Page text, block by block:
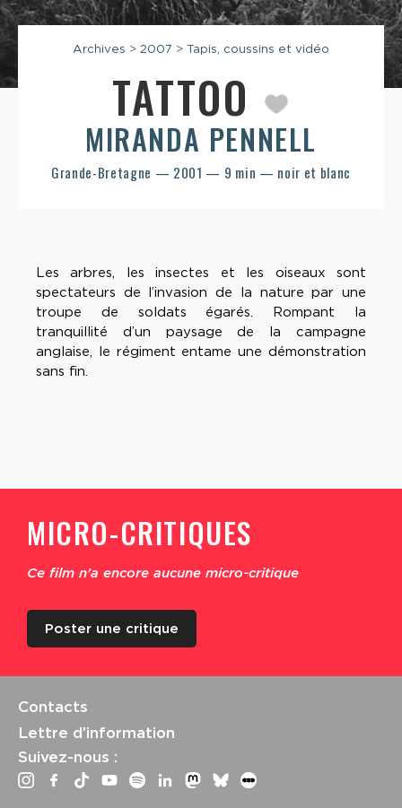
Archives > 2007 > Tapis, coussins et vidéo
TATTOO
MIRANDA PENNELL
Grande-Bretagne — 2001 — 9 min — noir et blanc
Les arbres, les insectes et les oiseaux sont
spectateurs de l’invasion de la nature par une
troupe de soldats égarés. Rompant la
tranquillité d’un paysage de la campagne
anglaise, le régiment entame une démonstration
sans fin.
MICRO-CRITIQUES
Ce film n'a encore aucune micro-critique
Poster une critique
Contacts
Lettre d’information
Suivez-nous :